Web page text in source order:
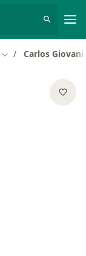
Cambiar de ciudad
Carlos